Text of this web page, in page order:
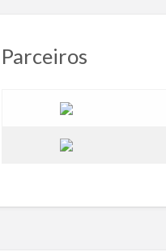
Parceiros